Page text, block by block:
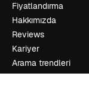
Fiyatlandırma
Hakkımızda
Reviews
Kariyer
Arama trendleri